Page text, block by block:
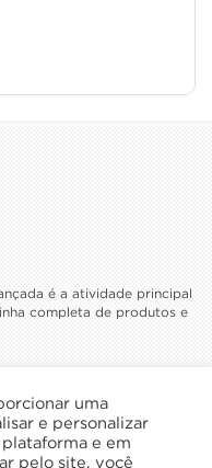
é a atividade principal
completa de produtos e
uma
e personalizar
e em
pelo site, você